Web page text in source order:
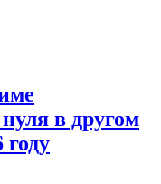
в другом